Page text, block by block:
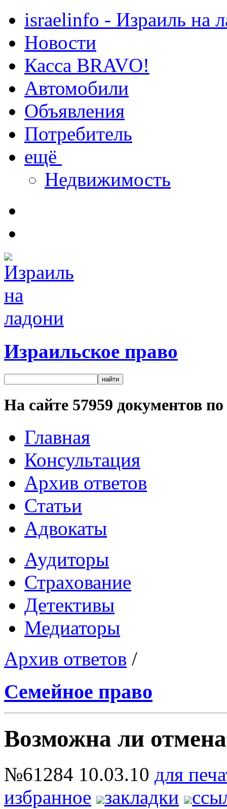
israelinfo - Израиль на
Новости
Касса BRAVO!
Автомобили
Объявления
Потребитель
ещё
Недвижимость
Израильское право
На сайте 57959 документов
Главная
Консультация
Архив ответов
Статьи
Адвокаты
Аудиторы
Страхование
Детективы
Медиаторы
Архив ответов /
Семейное право
Возможна ли
№61284 10.03.10 для
избранное
закладки